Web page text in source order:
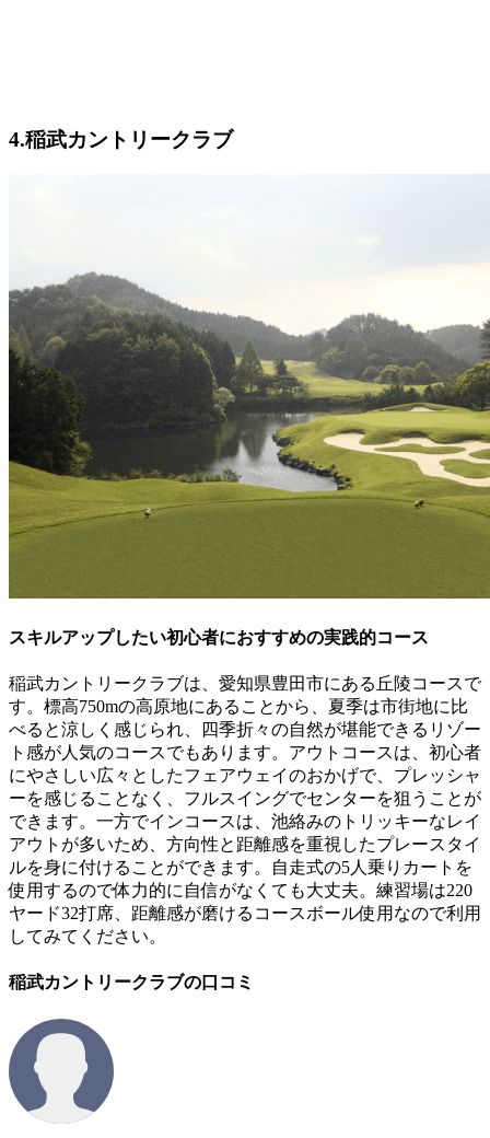
4.稲武カントリークラブ
スキルアップしたい初心者におすすめの実践的コース
稲武カントリークラブは、愛知県豊田市にある丘陵コースで
す。標高750mの高原地にあることから、夏季は市街地に比
べると涼しく感じられ、四季折々の自然が堪能できるリゾー
ト感が人気のコースでもあります。アウトコースは、初心者
にやさしい広々としたフェアウェイのおかげで、プレッシャ
ーを感じることなく、フルスイングでセンターを狙うことが
できます。一方でインコースは、池絡みのトリッキーなレイ
アウトが多いため、方向性と距離感を重視したプレースタイ
ルを身に付けることができます。自走式の5人乗りカートを
使用するので体力的に自信がなくても大丈夫。練習場は220
ヤード32打席、距離感が磨けるコースボール使用なので利用
してみてください。
稲武カントリークラブの口コミ